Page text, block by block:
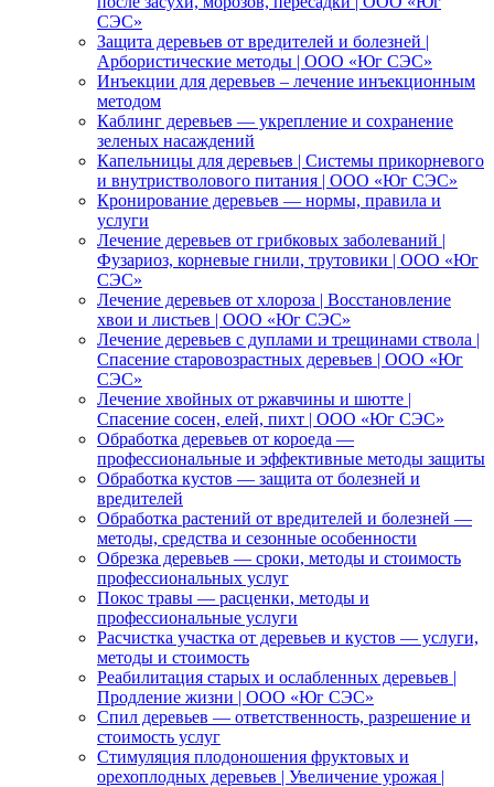
СЭС»
Защита деревьев от вредителей и болезней |
Арбористические методы | ООО «Юг СЭС»
Инъекции для деревьев – лечение инъекционным
методом
Каблинг деревьев — укрепление и сохранение
зеленых насаждений
Капельницы для деревьев | Системы прикорневого
и внутристволового питания | ООО «Юг СЭС»
Кронирование деревьев — нормы, правила и
услуги
Лечение деревьев от грибковых заболеваний |
Фузариоз, корневые гнили, трутовики | ООО «Юг
СЭС»
Лечение деревьев от хлороза | Восстановление
хвои и листьев | ООО «Юг СЭС»
Лечение деревьев с дуплами и трещинами ствола |
Спасение старовозрастных деревьев | ООО «Юг
СЭС»
Лечение хвойных от ржавчины и шютте |
Спасение сосен, елей, пихт | ООО «Юг СЭС»
Обработка деревьев от короеда —
профессиональные и эффективные методы защиты
Обработка кустов — защита от болезней и
вредителей
Обработка растений от вредителей и болезней —
методы, средства и сезонные особенности
Обрезка деревьев — сроки, методы и стоимость
профессиональных услуг
Покос травы — расценки, методы и
профессиональные услуги
Расчистка участка от деревьев и кустов — услуги,
методы и стоимость
Реабилитация старых и ослабленных деревьев |
Продление жизни | ООО «Юг СЭС»
Спил деревьев — ответственность, разрешение и
стоимость услуг
Стимуляция плодоношения фруктовых и
орехоплодных деревьев | Увеличение урожая |